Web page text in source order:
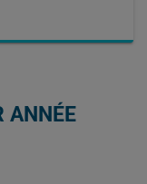
ANNÉE